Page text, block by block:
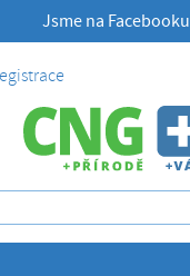
Jsme na Facebooku